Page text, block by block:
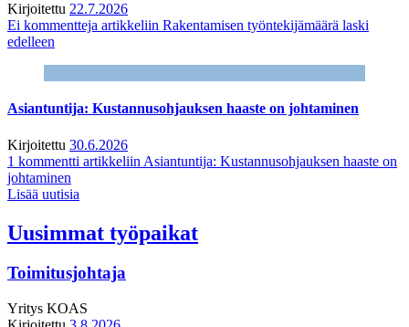
Kirjoitettu 22.7.2026
Ei kommentteja artikkeliin Rakentamisen työntekijämäärä laski
edelleen
Asiantuntija: Kustannusohjauksen haaste on johtaminen
Kirjoitettu 30.6.2026
1 kommentti artikkeliin Asiantuntija: Kustannusohjauksen haaste on
johtaminen
Lisää uutisia
Uusimmat työpaikat
Toimitusjohtaja
Yritys KOAS